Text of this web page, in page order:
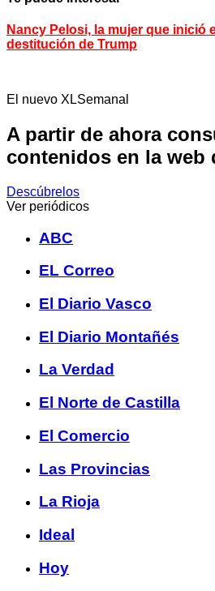
Nancy Pelosi, la mujer que inició
destitución de Trump
El nuevo XLSemanal
A partir de ahora
contenidos en la web
Descúbrelos
Ver periódicos
ABC
EL Correo
El Diario Vasco
El Diario Montañés
La Verdad
El Norte de Castilla
El Comercio
Las Provincias
La Rioja
Ideal
Hoy